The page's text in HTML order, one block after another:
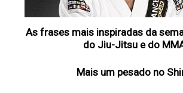
As frases mais inspiradas da
do Jiu-Jitsu e do
Mais um pesado no